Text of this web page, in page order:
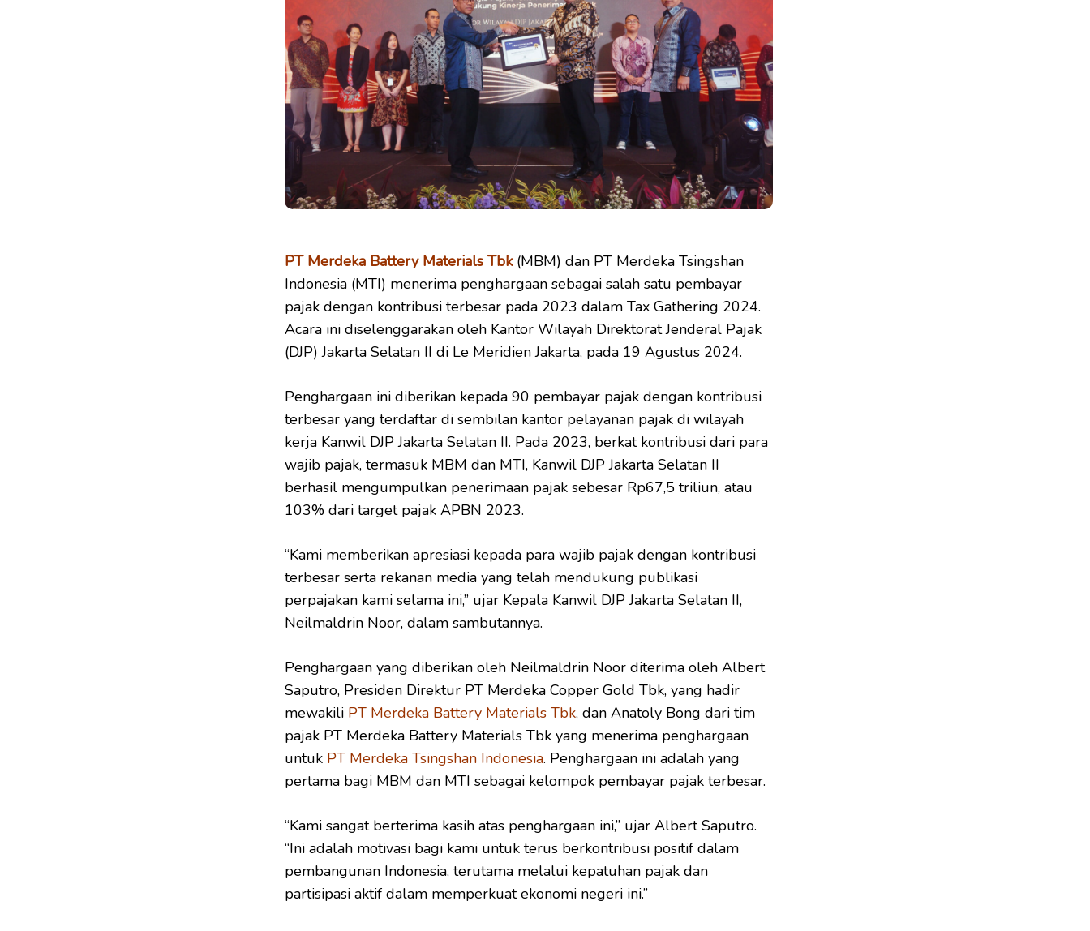
PT Merdeka Battery Materials Tbk(MBM) dan PT Merdeka Tsingshan
Indonesia (MTI) menerima penghargaan sebagai salah satu pembayar
pajak dengan kontribusi terbesar pada 2023 dalam Tax Gathering 2024.
Acara ini diselenggarakan oleh Kantor Wilayah Direktorat Jenderal Pajak
(DJP) Jakarta Selatan II di Le Meridien Jakarta, pada 19 Agustus 2024.
Penghargaan ini diberikan kepada 90 pembayar pajak dengan kontribusi
terbesar yang terdaftar di sembilan kantor pelayanan pajak di wilayah
kerja Kanwil DJP Jakarta Selatan II. Pada 2023, berkat kontribusi dari para
wajib pajak, termasuk MBM dan MTI, Kanwil DJP Jakarta Selatan II
berhasil mengumpulkan penerimaan pajak sebesar Rp67,5 triliun, atau
103% dari target pajak APBN 2023.
“Kami memberikan apresiasi kepada para wajib pajak dengan kontribusi
terbesar serta rekanan media yang telah mendukung publikasi
perpajakan kami selama ini,” ujar Kepala Kanwil DJP Jakarta Selatan II,
Neilmaldrin Noor, dalam sambutannya.
Penghargaan yang diberikan oleh Neilmaldrin Noor diterima oleh Albert
Saputro, Presiden Direktur PT Merdeka Copper Gold Tbk, yang hadir
mewakili PT Merdeka Battery Materials Tbk, dan Anatoly Bong dari tim
pajak PT Merdeka Battery Materials Tbk yang menerima penghargaan
untuk PT Merdeka Tsingshan Indonesia. Penghargaan ini adalah yang
pertama bagi MBM dan MTI sebagai kelompok pembayar pajak terbesar.
“Kami sangat berterima kasih atas penghargaan ini,” ujar Albert Saputro.
“Ini adalah motivasi bagi kami untuk terus berkontribusi positif dalam
pembangunan Indonesia, terutama melalui kepatuhan pajak dan
partisipasi aktif dalam memperkuat ekonomi negeri ini.”